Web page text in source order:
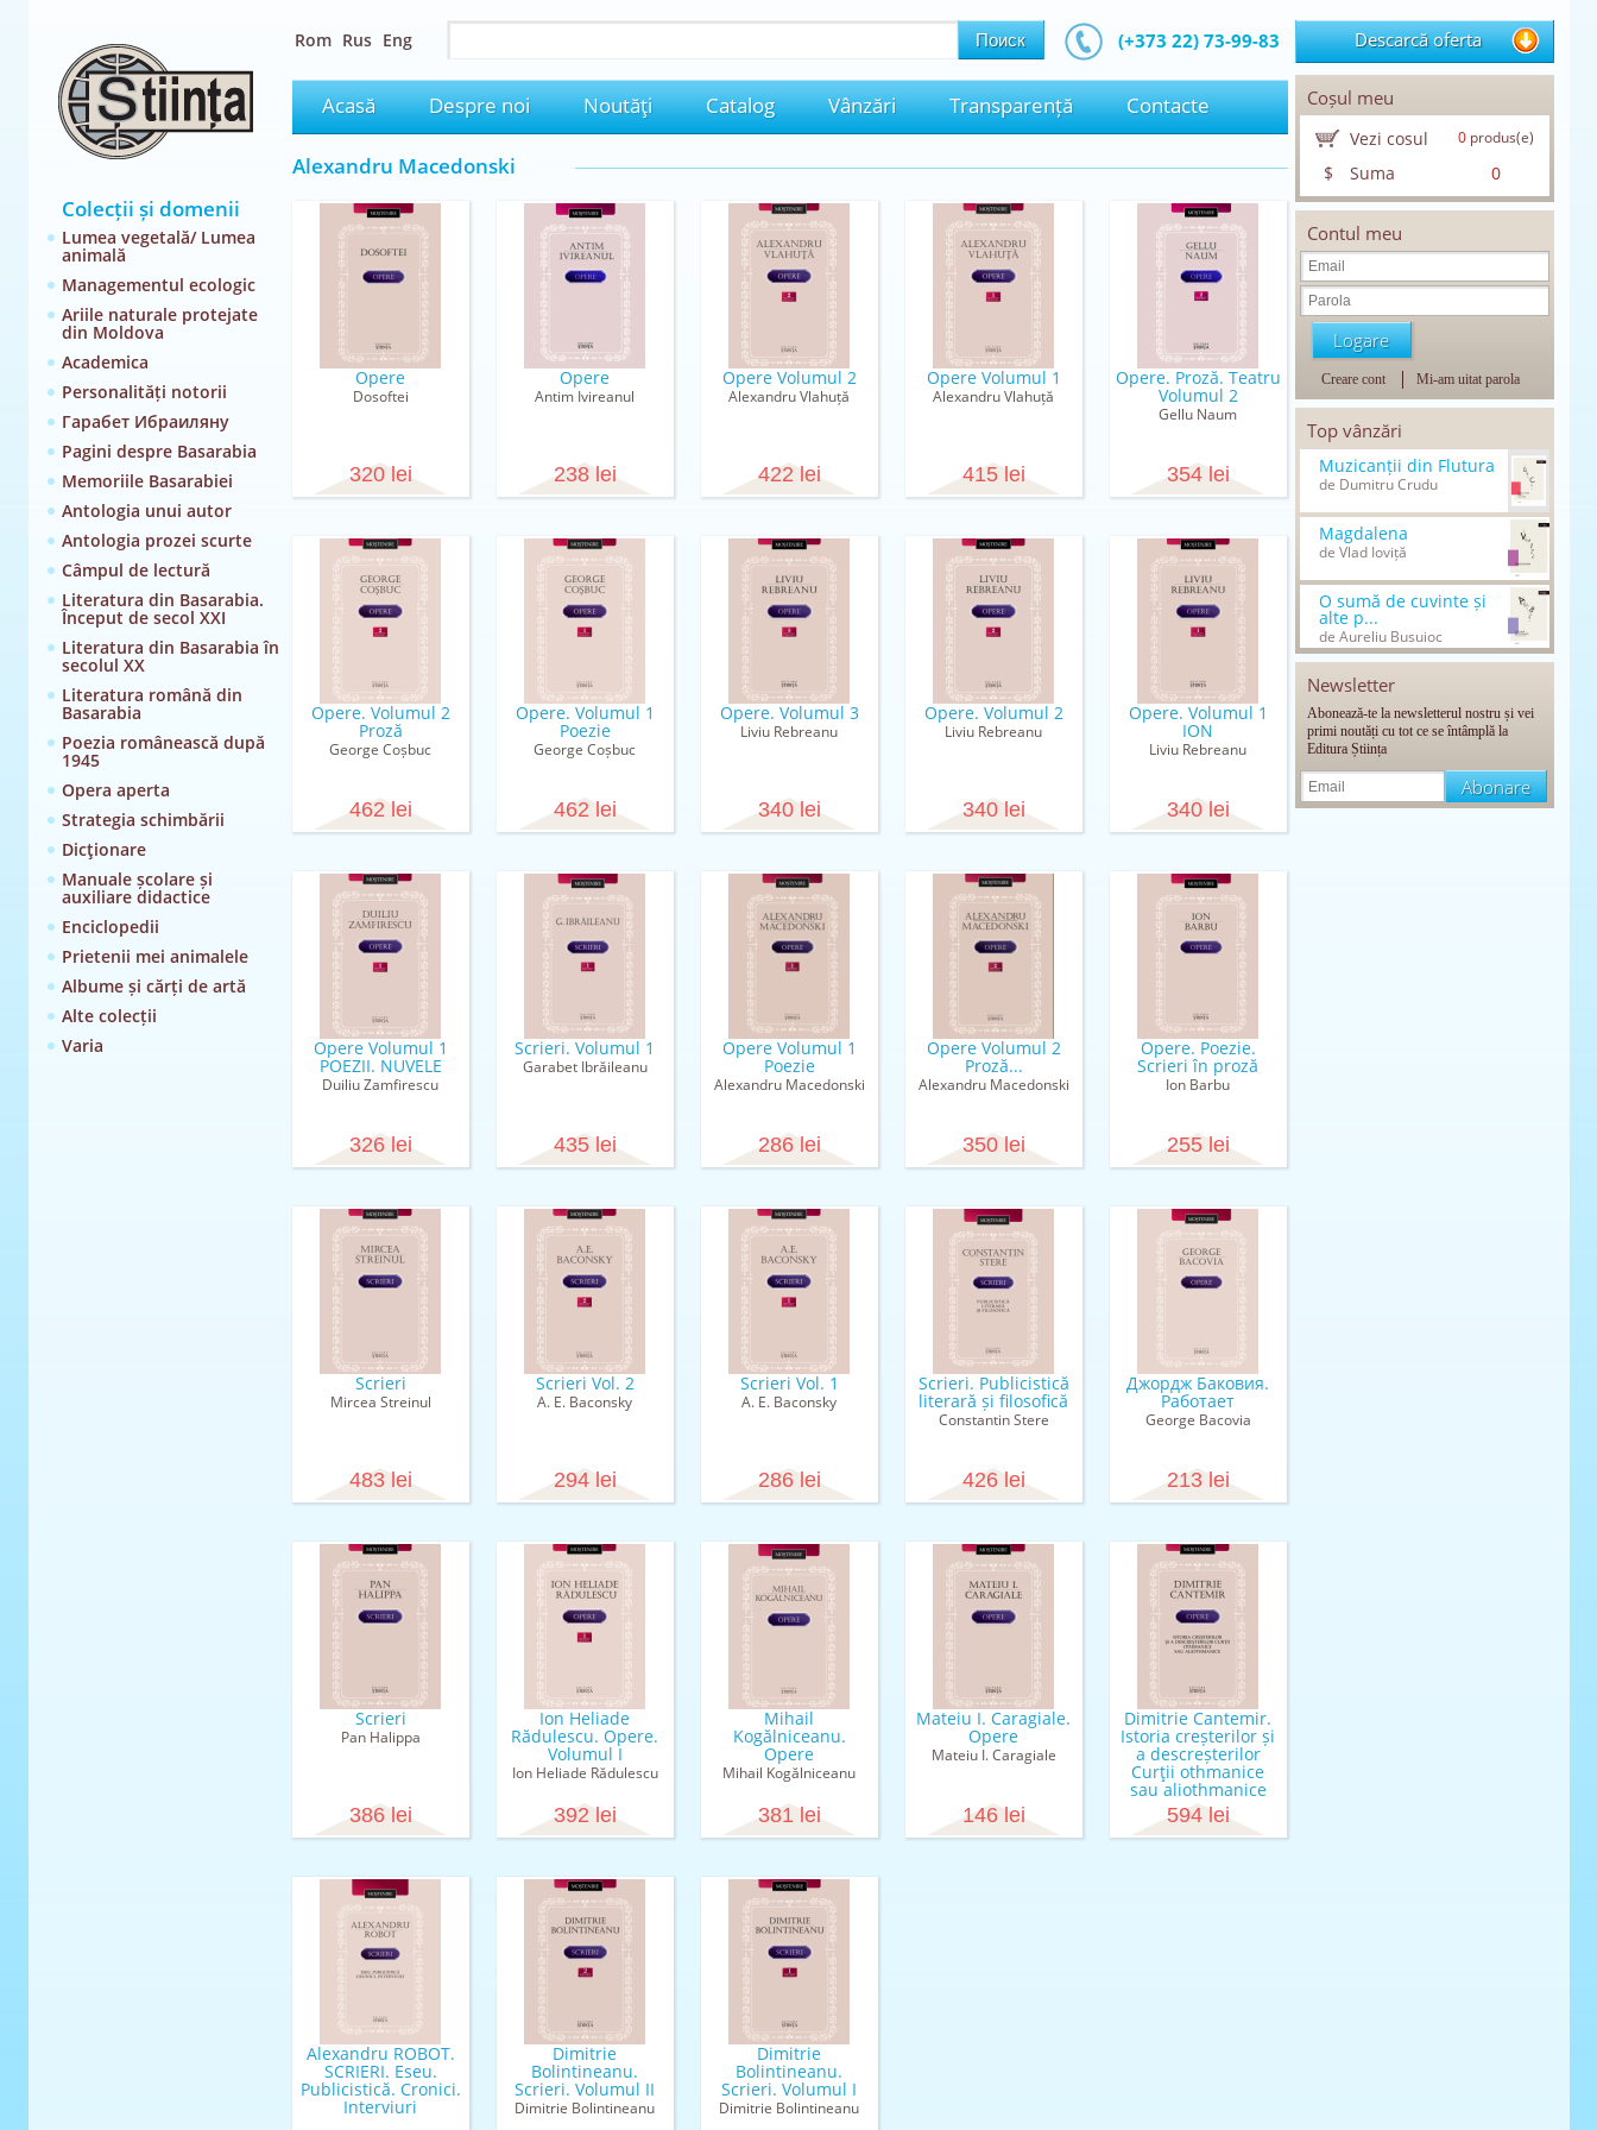
Colecții și domenii
Lumea vegetală/ Lumea
animală
Managementul ecologic
Ariile naturale protejate
din Moldova
Academica
Personalități notorii
Гарабет Ибраиляну
Pagini despre Basarabia
Memoriile Basarabiei
Antologia unui autor
Antologia prozei scurte
Câmpul de lectură
Literatura din Basarabia.
Început de secol XXI
Literatura din Basarabia în
secolul XX
Literatura română din
Basarabia
Poezia românească după
1945
Opera aperta
Strategia schimbării
Dicţionare
Manuale școlare și
auxiliare didactice
Enciclopedii
Prietenii mei animalele
Albume și cărți de artă
Alte colecții
Varia
Rom Rus Eng (+373 22) 73-99-83
Acasă Despre noi Noutăţi Catalog Vânzări Transparență Contacte
Alexandru Macedonski
Opere
Dosoftei
320 lei
Opere
Antim Ivireanul
238 lei
Opere Volumul 2
Alexandru Vlahuță
422 lei
Opere Volumul 1
Alexandru Vlahuță
415 lei
Opere. Proză. Teatru
Volumul 2
Gellu Naum
354 lei
Opere. Volumul 2
Proză
George Coșbuc
462 lei
Opere. Volumul 1
Poezie
George Coșbuc
462 lei
Opere. Volumul 3
Liviu Rebreanu
340 lei
Opere. Volumul 2
Liviu Rebreanu
340 lei
Opere. Volumul 1
ION
Liviu Rebreanu
340 lei
Opere Volumul 1
POEZII. NUVELE
Duiliu Zamfirescu
326 lei
Scrieri. Volumul 1
Garabet Ibrăileanu
435 lei
Opere Volumul 1
Poezie
Alexandru Macedonski
286 lei
Opere Volumul 2
Proză...
Alexandru Macedonski
350 lei
Opere. Poezie.
Scrieri în proză
Ion Barbu
255 lei
Scrieri
Mircea Streinul
483 lei
Scrieri Vol. 2
A. E. Baconsky
294 lei
Scrieri Vol. 1
A. E. Baconsky
286 lei
Scrieri. Publicistică
literară și filosofică
Constantin Stere
426 lei
Джордж Баковия.
Работает
George Bacovia
213 lei
Scrieri
Pan Halippa
386 lei
Ion Heliade
Rădulescu. Opere.
Volumul I
Ion Heliade Rădulescu
392 lei
Mihail
Kogălniceanu.
Opere
Mihail Kogălniceanu
381 lei
Mateiu I. Caragiale.
Opere
Mateiu I. Caragiale
146 lei
Dimitrie Cantemir.
Istoria creșterilor și
a descreșterilor
Curţii othmanice
sau aliothmanice
594 lei
Alexandru ROBOT.
SCRIERI. Eseu.
Publicistică. Cronici.
Interviuri
Dimitrie
Bolintineanu.
Scrieri. Volumul II
Dimitrie Bolintineanu
Dimitrie
Bolintineanu.
Scrieri. Volumul I
Dimitrie Bolintineanu
Descarcă oferta
Coșul meu
Vezi cosul 0produs(e)
$ Suma 0
Contul meu
Creare cont Mi-am uitat parola
Top vânzări
Muzicanții din Flutura
de Dumitru Crudu
Magdalena
de Vlad Ioviță
O sumă de cuvinte și
alte p...
de Aureliu Busuioc
Newsletter
Abonează-te la newsletterul nostru și vei
primi noutăți cu tot ce se întâmplă la
Editura Știința